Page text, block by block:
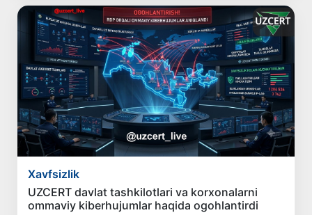
Xavfsizlik
UZCERT davlat tashkilotlari va korxonalarni
ommaviy kiberhujumlar haqida ogohlantirdi